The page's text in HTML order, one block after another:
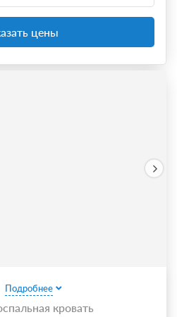
цены
Подробнее
кровать